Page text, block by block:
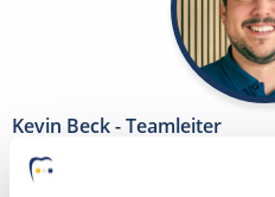
Kevin Beck - Teamleiter
Ansprechpartner